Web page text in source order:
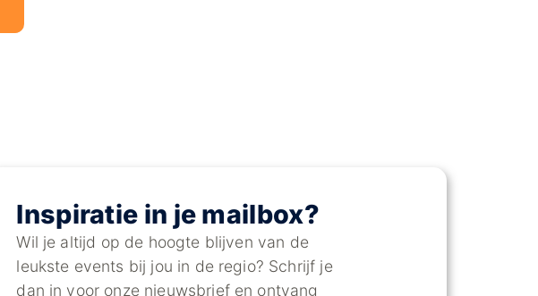
Inspiratie in je mailbox?
Wil je altijd op de hoogte blijven van de
leukste events bij jou in de regio? Schrijf je
dan in voor onze nieuwsbrief en ontvang